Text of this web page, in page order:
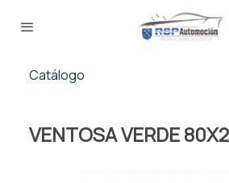
Catálogo
VENTOSA VERDE